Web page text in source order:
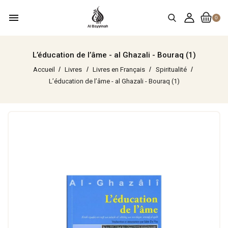
0
menu
L’éducation de l’âme - al Ghazali - Bouraq (1)
Accueil Livres Livres en Français
Spiritualité
L’éducation de l’âme - al Ghazali - Bouraq (1)